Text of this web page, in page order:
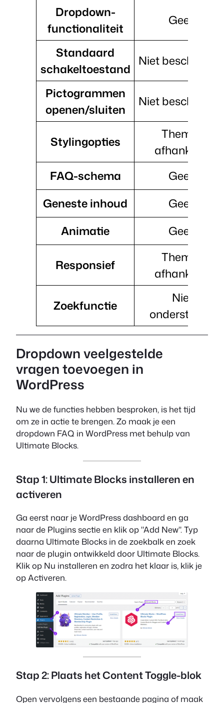
Dropdown-
functionaliteit
Geen
Standaard
schakeltoestand
Niet
Pictogrammen
openen/sluiten
Niet
Stylingopties
Thema-
afhankelijk
FAQ-schema
Geen
Geneste inhoud
Geen
Animatie
Geen
Responsief
Thema-
afhankelijk
Zoekfunctie
Niet
ondersteund
Dropdown veelgestelde
vragen toevoegen in
WordPress
Nu we de functies hebben besproken, is het tijd
om ze in actie te brengen. Zo maak je een
dropdown FAQ in WordPress met behulp van
Ultimate Blocks.
Stap 1: Ultimate Blocks installeren en
activeren
Ga eerst naar je WordPress dashboard en ga
naar de Plugins sectie en klik op "Add New". Typ
daarna Ultimate Blocks in de zoekbalk en zoek
naar de plugin ontwikkeld door Ultimate Blocks.
Klik op Nu installeren en zodra het klaar is, klik je
op Activeren.
Stap 2:Plaats het Content Toggle-blok
Open vervolgens een bestaande pagina of maak